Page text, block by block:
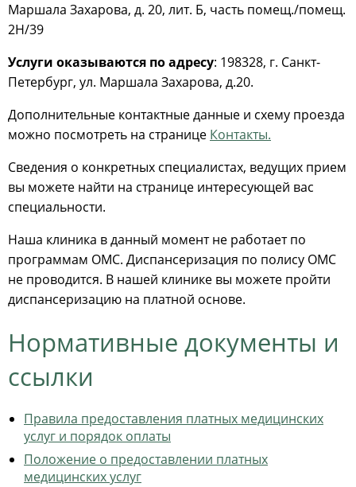
Маршала Захарова, д. 20, лит. Б, часть помещ./помещ.
2Н/39
Услуги оказываются по адресу: 198328, г. Санкт-
Петербург, ул. Маршала Захарова, д.20.
Дополнительные контактные данные и схему проезда
можно посмотреть на странице Контакты.
Сведения о конкретных специалистах, ведущих прием
вы можете найти на странице интересующей вас
специальности.
Наша клиника в данный момент не работает по
программам ОМС. Диспансеризация по полису ОМС
не проводится. В нашей клинике вы можете пройти
диспансеризацию на платной основе.
Нормативные документы и
ссылки
Правила предоставления платных медицинских
услуг и порядок оплаты
Положение о предоставлении платных
медицинских услуг